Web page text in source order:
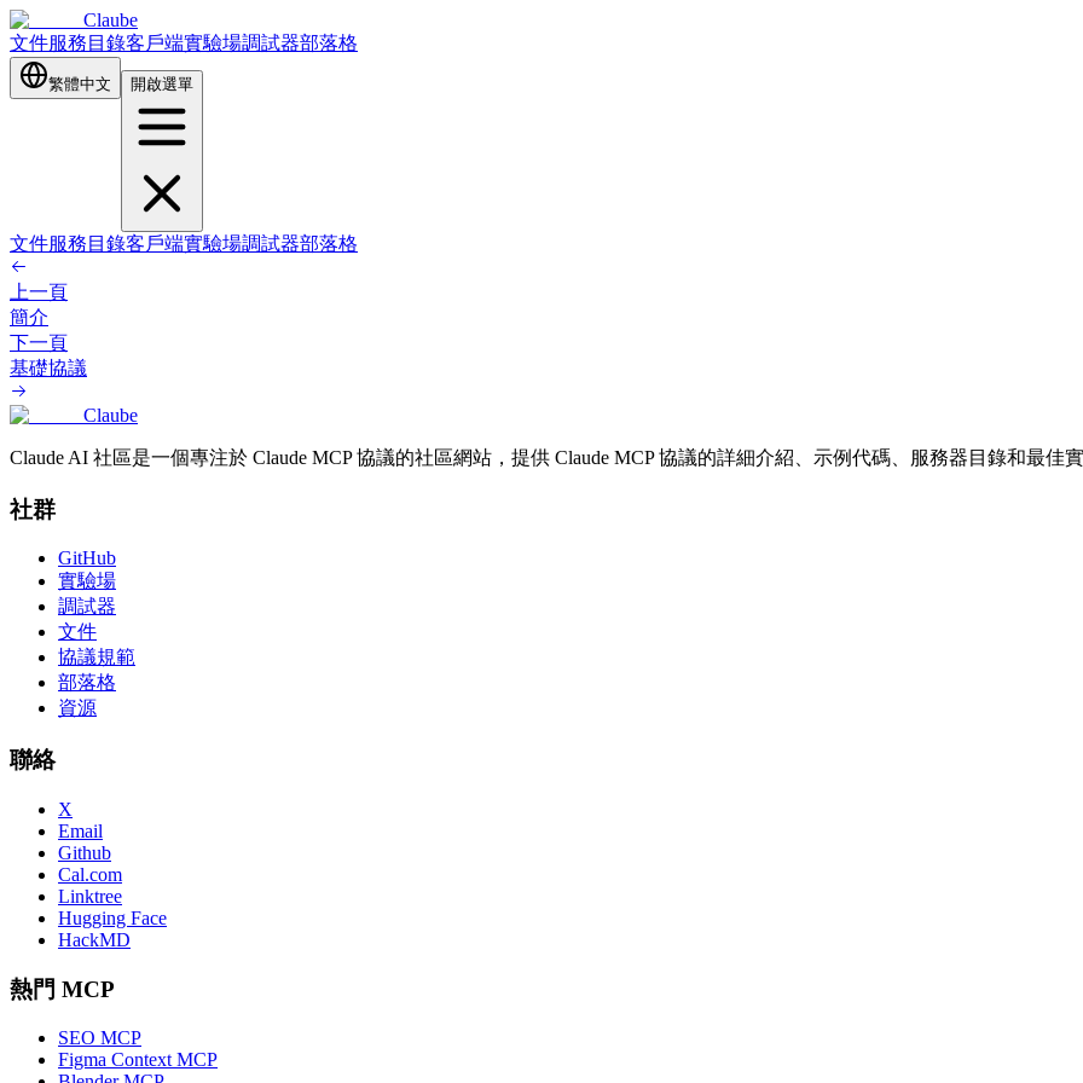
Claube
文件服務目錄客戶端實驗場調試器部落格
繁體中文 開啟選單
文件服務目錄客戶端實驗場調試器部落格
上一頁
簡介
下一頁
基礎協議
Claube
Claude AI 社區是一個專注於 Claude MCP 協議的社區網站，提供 Claude MCP 協議的詳細介紹、示例代碼、服務器目錄和最佳
社群
GitHub
實驗場
調試器
文件
協議規範
部落格
資源
聯絡
X
Email
Github
Cal.com
Linktree
Hugging Face
HackMD
熱門 MCP
SEO MCP
Figma Context MCP